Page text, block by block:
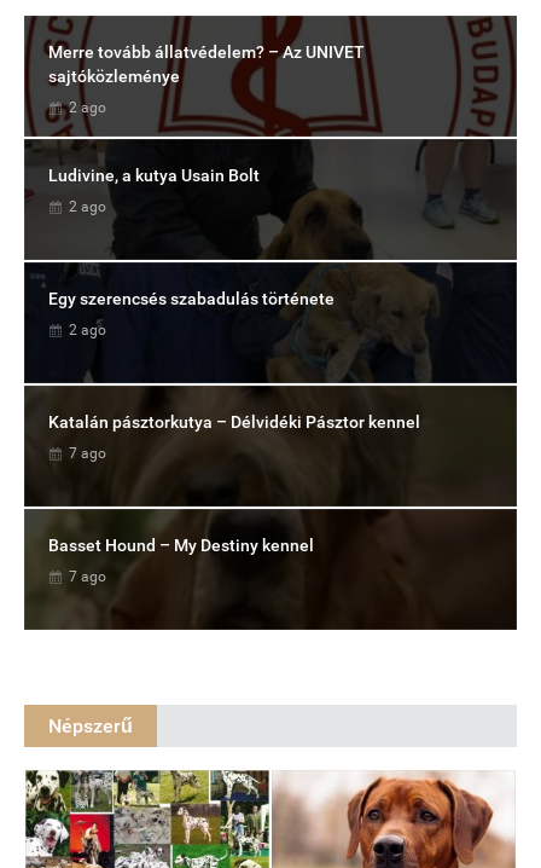
Merre tovább állatvédelem? – Az UNIVET
sajtóközleménye
2 ago
Ludivine, a kutya Usain Bolt
2 ago
Egy szerencsés szabadulás története
2 ago
Katalán pásztorkutya – Délvidéki Pásztor kennel
7 ago
Basset Hound – My Destiny kennel
7 ago
Népszerű